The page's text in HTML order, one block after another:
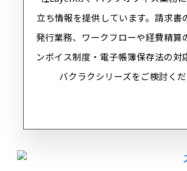
立ち情報を提供しています。請求書
発行業務、ワークフローや経費精算
ンボイス制度・電子帳簿保存法の対
バクラクシリーズをご検討くだ